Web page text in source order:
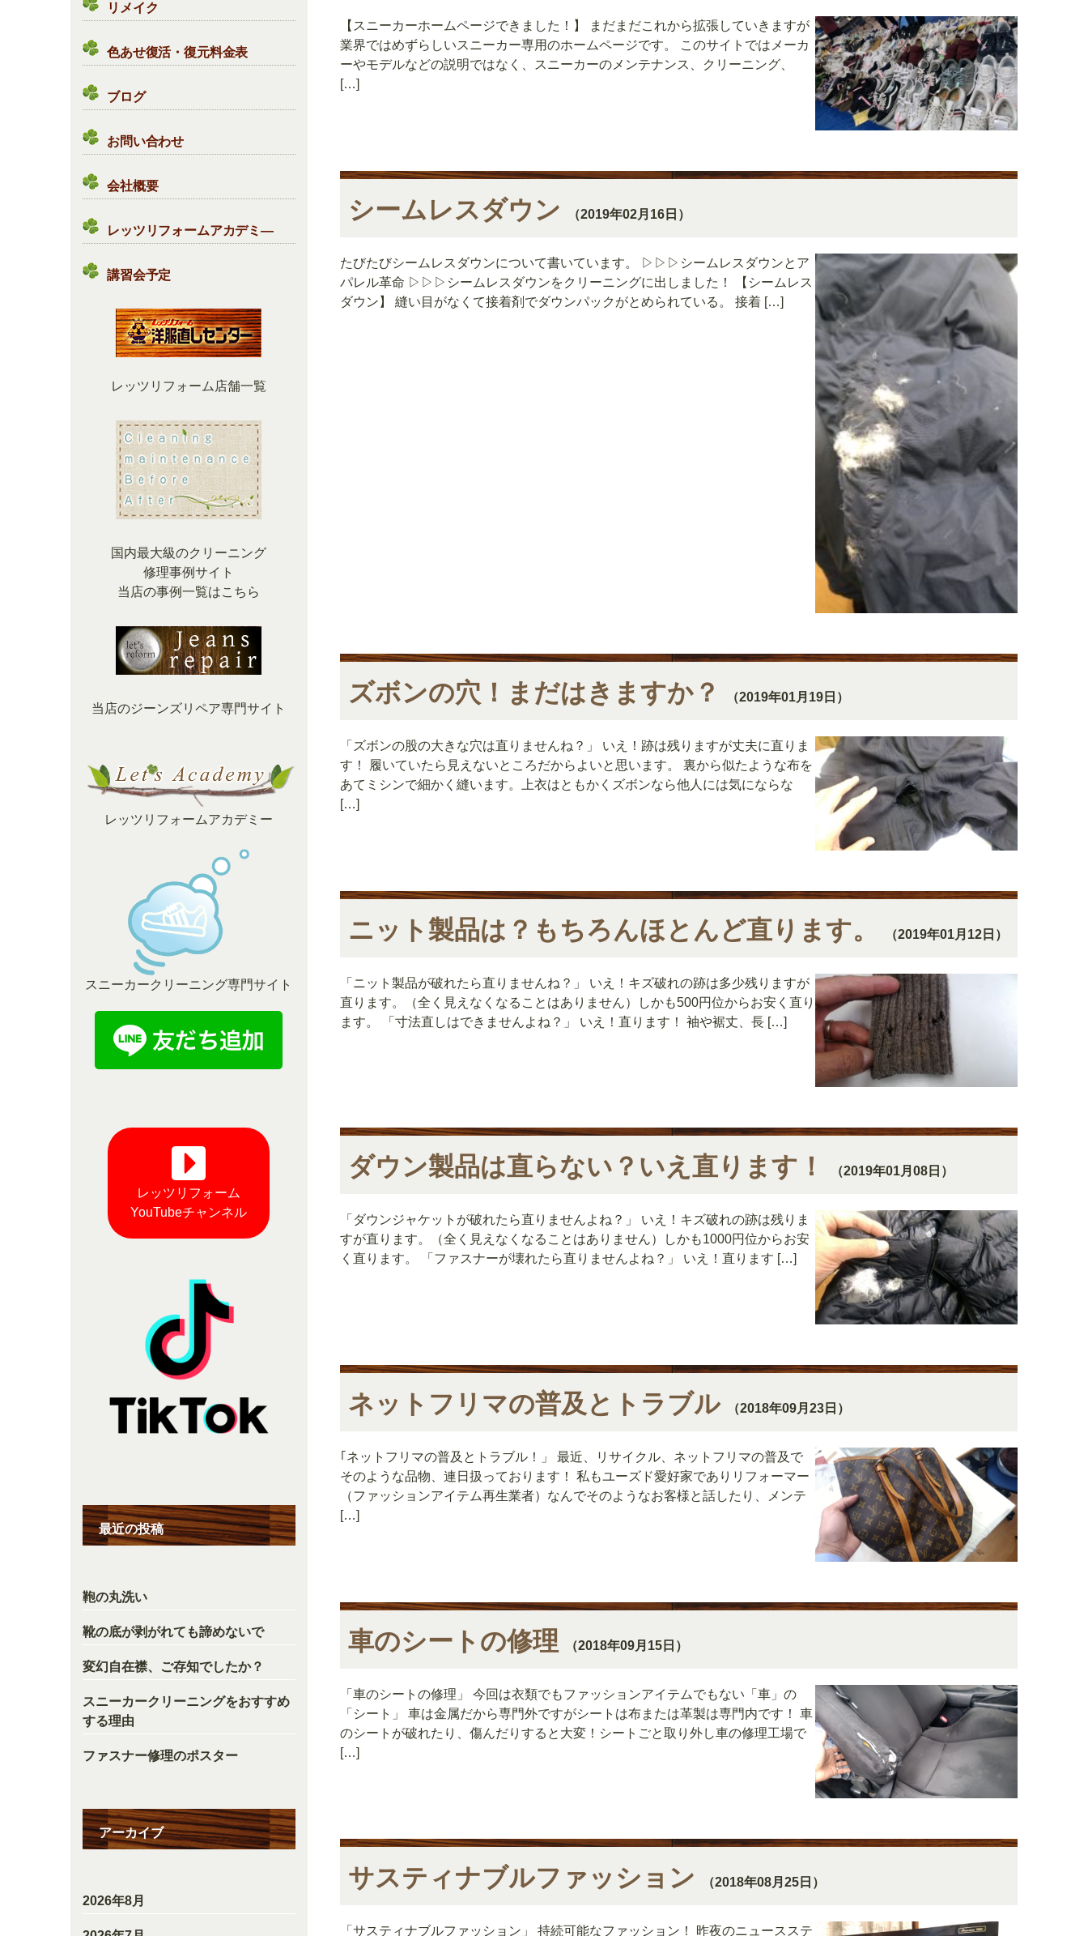
リメイク
色あせ復活・復元料金表
ブログ
お問い合わせ
会社概要
レッツリフォームアカデミ―
講習会予定
レッツリフォーム店舗一覧
国内最大級のクリーニング
修理事例サイト
当店の事例一覧はこちら
当店のジーンズリペア専門サイト
レッツリフォームアカデミー
スニーカークリーニング専門サイト
レッツリフォーム
YouTubeチャンネル
最近の投稿
鞄の丸洗い
靴の底が剥がれても諦めないで
変幻自在襟、ご存知でしたか？
スニーカークリーニングをおすすめ
する理由
ファスナー修理のポスター
アーカイブ
2026年8月
【スニーカーホームページできました！】 まだまだこれから拡張していきますが
業界ではめずらしいスニーカー専用のホームページです。 このサイトではメーカ
ーやモデルなどの説明ではなく、スニーカーのメンテナンス、クリーニング、
[…]
シームレスダウン （2019年02月16日）
たびたびシームレスダウンについて書いています。 ▷▷▷シームレスダウンとア
パレル革命 ▷▷▷シームレスダウンをクリーニングに出しました！ ‍【シームレス
ダウン】 縫い目がなくて接着剤でダウンパックがとめられている。 接着 […]
ズボンの穴！まだはきますか？ （2019年01月19日）
「ズボンの股の大きな穴は直りませんね？」 いえ！跡は残りますが丈夫に直りま
す！ 履いていたら見えないところだからよいと思います。 裏から似たような布を
あてミシンで細かく縫います。上衣はともかくズボンなら他人には気にならな
[…]
ニット製品は？もちろんほとんど直ります。 （2019年01月12日）
「ニット製品が破れたら直りませんね？」 いえ！キズ破れの跡は多少残りますが
直ります。（全く見えなくなることはありません）しかも500円位からお安く直り
ます。 「寸法直しはできませんよね？」 いえ！直ります！ 袖や裾丈、長 […]
ダウン製品は直らない？いえ直ります！ （2019年01月08日）
「ダウンジャケットが破れたら直りませんよね？」 いえ！キズ破れの跡は残りま
すが直ります。（全く見えなくなることはありません）しかも1000円位からお安
く直ります。 「ファスナーが壊れたら直りませんよね？」 いえ！直ります […]
ネットフリマの普及とトラブル （2018年09月23日）
｢ネットフリマの普及とトラブル！」 最近、リサイクル、ネットフリマの普及で
そのような品物、連日扱っております！ 私もユーズド愛好家でありリフォーマー
（ファッションアイテム再生業者）なんでそのようなお客様と話したり、メンテ
[…]
車のシートの修理 （2018年09月15日）
「車のシートの修理」 今回は衣類でもファッションアイテムでもない「車」の
「シート」 車は金属だから専門外ですがシートは布または革製は専門内です！ 車
のシートが破れたり、傷んだりすると大変！シートごと取り外し車の修理工場で
[…]
サスティナブルファッション （2018年08月25日）
「サスティナブルファッション」 持続可能なファッション！ 昨夜のニュースステ